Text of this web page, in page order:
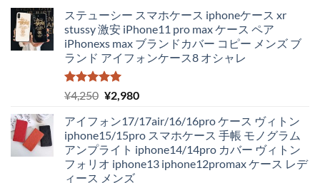
ステューシー スマホケース iphoneケース xr
stussy 激安 iPhone11 pro max ケース ペア
iPhonexs max ブランドカバー コピー メンズ ブ
ランド アイフォンケース8 オシャレ
5段階中
5.00
の評価
¥4,250 元
価
格
は
¥4,250
¥2,980現
の
価
格
は
アイフォン17/17air/16/16pro ケース ヴィトン
iphone15/15pro スマホケース 手帳 モノグラム
アンプライト iphone14/14pro カバー ヴィトン
フォリオ iphone13 iphone12promax ケース レデ
ィース メンズ